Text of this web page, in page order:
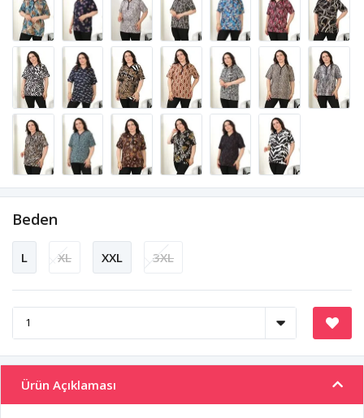
Beden
L XL XXL 3XL
Ürün Açıklaması